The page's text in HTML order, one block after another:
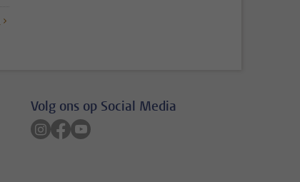
Volg ons op Social Media
Volg ons op instagram
Volg ons op facebook
Volg ons op youtube